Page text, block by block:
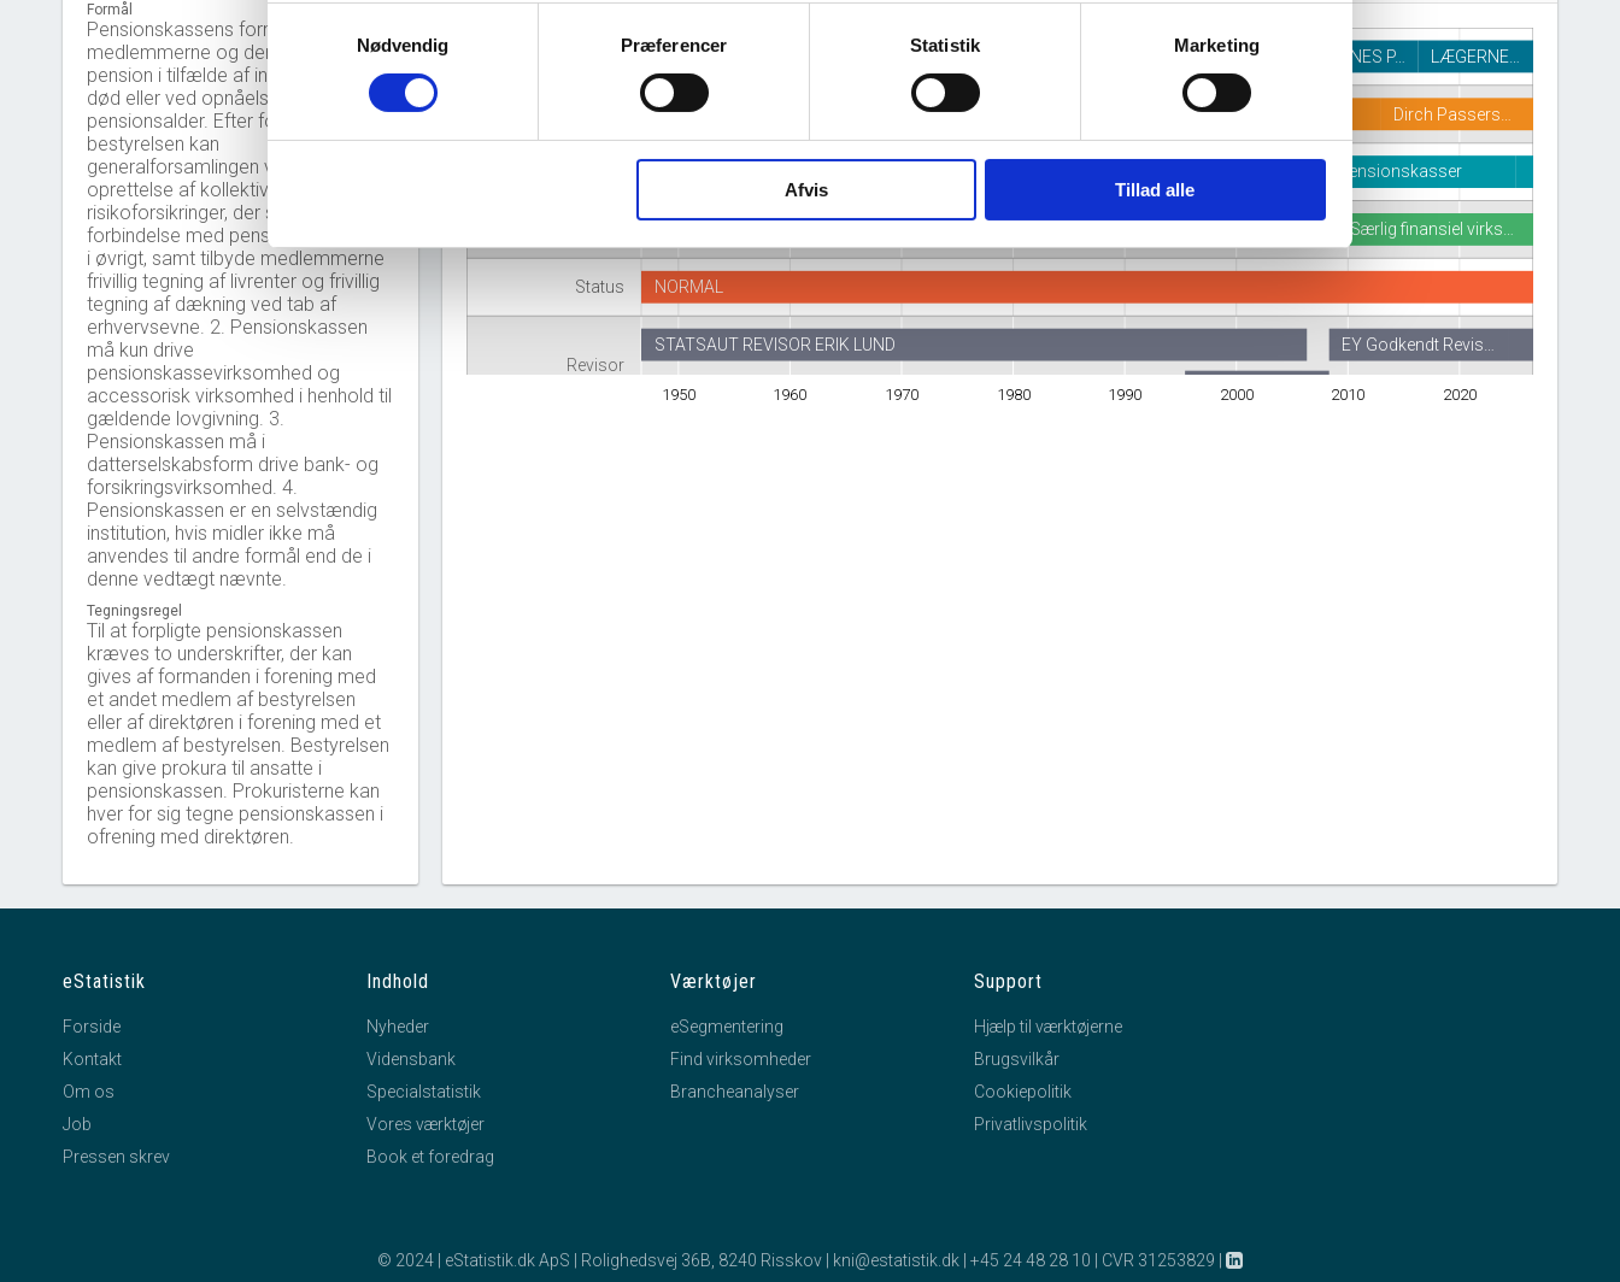
Nødvendig
Præferencer Statistik Marketing
Afvis Tillad alle
Formål
Pensionskassens formål er at sikre
medlemmerne og deres efterladte
pension i tilfælde af invaliditet eller
død eller ved opnåelse af
pensionsalder. Efter forslag fra
bestyrelsen kan
generalforsamlingen vedtage
oprettelse af kollektive
risikoforsikringer, der står i naturlig
forbindelse med pensionsydelserne
i øvrigt, samt tilbyde medlemmerne
frivillig tegning af livrenter og frivillig
tegning af dækning ved tab af
erhvervsevne. 2. Pensionskassen
må kun drive
pensionskassevirksomhed og
accessorisk virksomhed i henhold til
gældende lovgivning. 3.
Pensionskassen må i
datterselskabsform drive bank- og
forsikringsvirksomhed. 4.
Pensionskassen er en selvstændig
institution, hvis midler ikke må
anvendes til andre formål end de i
denne vedtægt nævnte.
Tegningsregel
Til at forpligte pensionskassen
kræves to underskrifter, der kan
gives af formanden i forening med
et andet medlem af bestyrelsen
eller af direktøren i forening med et
medlem af bestyrelsen. Bestyrelsen
kan give prokura til ansatte i
pensionskassen. Prokuristerne kan
hver for sig tegne pensionskassen i
ofrening med direktøren.
1950 1960 1970 1980 1990 2000 2010 2020
Navn
Status
Revisor
LÆGERNES PENSIONSKASSE UNDER AFVIKLING LÆGERNES P… LÆGERNE…
Esplanaden 8A, 1263 København K Dirch Passers…
Pensionskasser
Særlig finansiel virks…
NORMAL
EY Godkendt Revis…
CJ Partnership I/S
STATSAUT REVISOR ERIK LUND
eStatistik
Forside
Kontakt
Om os
Job
Pressen skrev
Indhold
Nyheder
Vidensbank
Specialstatistik
Vores værktøjer
Book et foredrag
Værktøjer
eSegmentering
Find virksomheder
Brancheanalyser
Support
Hjælp til værktøjerne
Brugsvilkår
Cookiepolitik
Privatlivspolitik
© 2024 | eStatistik.dk ApS | Rolighedsvej 36B, 8240 Risskov | kni@estatistik.dk +45 24 48 28 10 CVR 31253829